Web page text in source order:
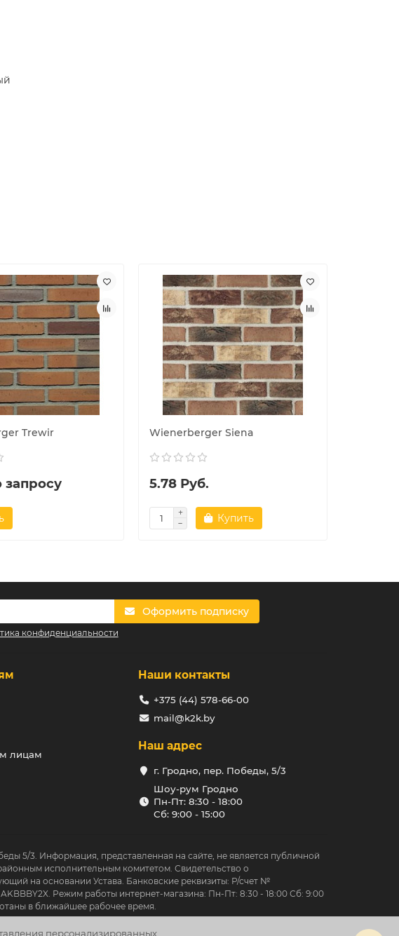
Trewir
запросу
Wienerberger Siena
5.78 Руб.
Купить
персонализированных
Оформить подписку
конфиденциальности
лицам
Наши контакты
+375 (44) 578-66-00
mail@k2k.by
Наш адрес
г. Гродно, пер. Победы, 5/3
Шоу-рум Гродно
Пн-Пт: 8:30 - 18:00
Сб: 9:00 - 15:00
5/3. Информация, представленная на сайте, не является публичной
исполнительным комитетом. Свидетельство о
на основании Устава. Банковские реквизиты: Р/счет №
Режим работы интернет-магазина: Пн-Пт: 8:30 - 18:00 Сб: 9:00
в ближайшее рабочее время.